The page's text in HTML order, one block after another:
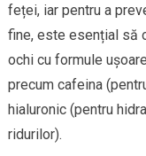
feței, iar pentru a
fine, este esențial să
ochi cu formule
precum cafeina
hialuronic (pentru
ridurilor).